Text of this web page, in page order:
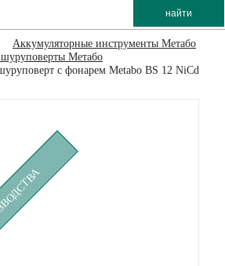
Аккумуляторные инструменты Метабо
Метабо
с фонарем Metabo BS 12 NiCd